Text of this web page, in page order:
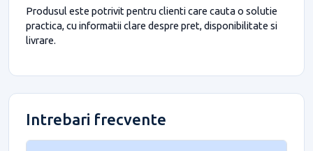
Produsul este potrivit pentru clienti care cauta o solutie
practica, cu informatii clare despre pret, disponibilitate si
livrare.
Intrebari frecvente